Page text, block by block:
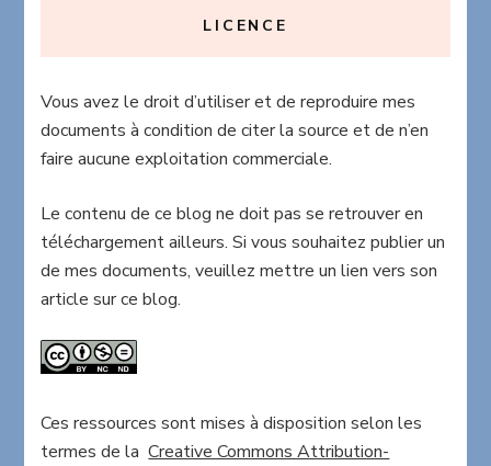
LICENCE
Vous avez le droit d’utiliser et de reproduire mes
documents à condition de citer la source et de n’en
faire aucune exploitation commerciale.
Le contenu de ce blog ne doit pas se retrouver en
téléchargement ailleurs. Si vous souhaitez publier un
de mes documents, veuillez mettre un lien vers son
article sur ce blog.
Ces ressources sont mises à disposition selon les
termes de laCreative Commons Attribution-